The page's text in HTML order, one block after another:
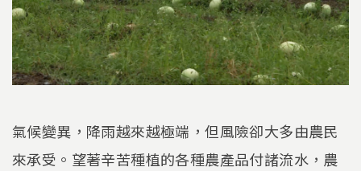
氣候變異，降雨越來越極端，但風險卻大多由農民
來承受。望著辛苦種植的各種農產品付諸流水，農